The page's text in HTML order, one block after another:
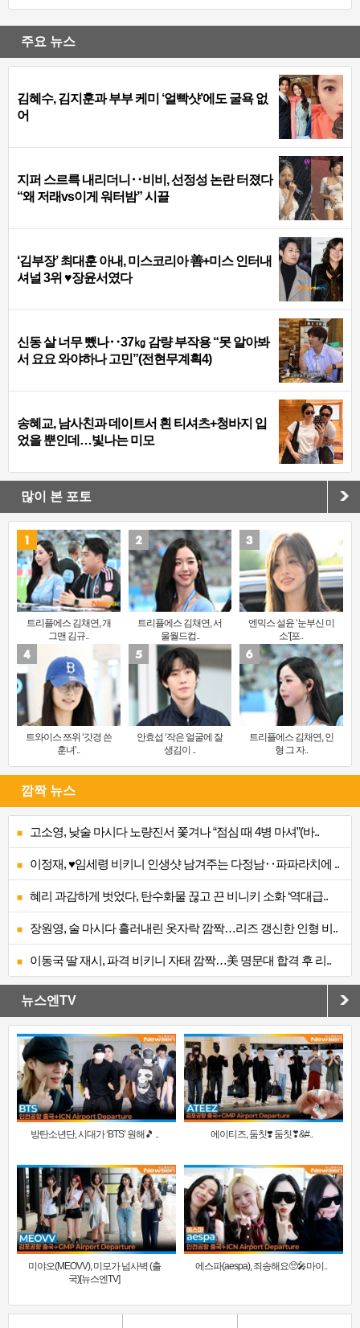
주요 뉴스
김혜수, 김지훈과 부부 케미 ‘얼빡샷’에도 굴욕 없
어
지퍼 스르륵 내리더니‥비비, 선정성 논란 터졌다
“왜 저래vs이게 워터밤” 시끌
‘김부장’ 최대훈 아내, 미스코리아 善+미스 인터내
셔널 3위 ♥장윤서였다
신동 살 너무 뺐나‥37㎏ 감량 부작용 “못 알아봐
서 요요 와야하나 고민”(전현무계획4)
송혜교, 남사친과 데이트서 흰 티셔츠+청바지 입
었을 뿐인데…빛나는 미모
많이 본 포토
트리플에스 김채연, 개
그맨 김규..
트리플에스 김채연, 서
울월드컵..
엔믹스 설윤 ‘눈부신 미
소’[포..
트와이스 쯔위 ‘갓경 쓴
훈녀’..
안효섭 ‘작은 얼굴에 잘
생김이 ..
트리플에스 김채연, 인
형 그 자..
깜짝 뉴스
고소영, 낮술 마시다 노량진서 쫓겨나 “점심 때 4병 마셔”(바..
이정재, ♥임세령 비키니 인생샷 남겨주는 다정남‥파파라치에 ..
혜리 과감하게 벗었다, 탄수화물 끊고 끈 비니키 소화 ‘역대급..
장원영, 술 마시다 흘러내린 옷자락 깜짝…리즈 갱신한 인형 비..
이동국 딸 재시, 파격 비키니 자태 깜짝…美 명문대 합격 후 리..
뉴스엔TV
방탄소년단, 시대가 ‘BTS’ 원해🎵 .. 에이티즈, 둠칫❣️ 둠칫❣&#..
미야오(MEOVV), 미모가 넘사벽 (출
국)[뉴스엔TV]
에스파(aespa), 죄송해요🥺🎤마이..